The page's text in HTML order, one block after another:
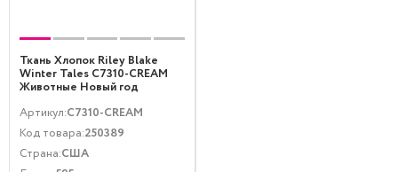
Ткань Хлопок Riley Blake
Winter Tales C7310-CREAM
Животные Новый год
Артикул:C7310-CREAM
Код товара:250389
Страна:США